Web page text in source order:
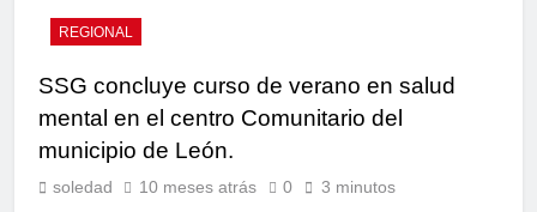
REGIONAL
SSG concluye curso de verano en salud
mental en el centro Comunitario del
municipio de León.
soledad 10 meses atrás 0 3 minutos